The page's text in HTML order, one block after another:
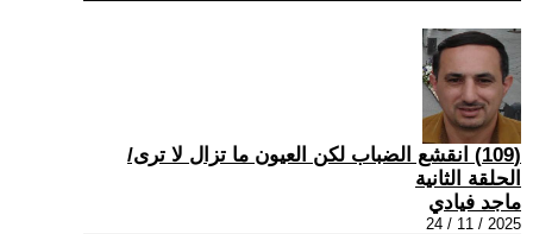
(109) انقشع الضباب لكن العيون ما تزال لا ترى/
الحلقة الثانية
ماجد فيادي
2025 / 11 / 24